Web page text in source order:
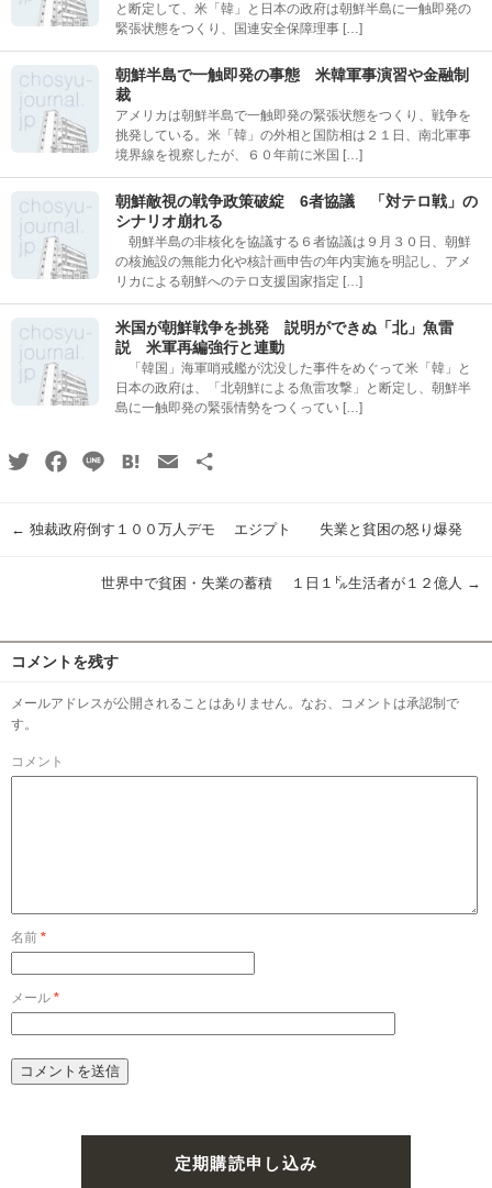
と断定して、米「韓」と日本の政府は朝鮮半島に一触即発の
緊張状態をつくり、国連安全保障理事 […]
朝鮮半島で一触即発の事態 米韓軍事演習や金融制
裁
アメリカは朝鮮半島で一触即発の緊張状態をつくり、戦争を
挑発している。米「韓」の外相と国防相は２１日、南北軍事
境界線を視察したが、６０年前に米国 […]
朝鮮敵視の戦争政策破綻 6者協議 「対テロ戦」の
シナリオ崩れる
朝鮮半島の非核化を協議する６者協議は９月３０日、朝鮮
の核施設の無能力化や核計画申告の年内実施を明記し、アメ
リカによる朝鮮へのテロ支援国家指定 […]
米国が朝鮮戦争を挑発 説明ができぬ「北」魚雷
説 米軍再編強行と連動
「韓国」海軍哨戒艦が沈没した事件をめぐって米「韓」と
日本の政府は、「北朝鮮による魚雷攻撃」と断定し、朝鮮半
島に一触即発の緊張情勢をつくってい […]
TwitterFacebook
Line HatenaEmail
← 独裁政府倒す１００万人デモ エジプト 失業と貧困の怒り爆発
世界中で貧困・失業の蓄積 １日１㌦生活者が１２億人 →
コメントを残す
メールアドレスが公開されることはありません。なお、コメントは承認制で
す。
コメント
名前 *
メール *
定期購読申し込み